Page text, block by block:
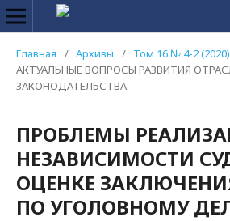
Главная / Архивы / Том 16 № 4-2 (2020)
АКТУАЛЬНЫЕ ВОПРОСЫ РАЗВИТИЯ
ЗАКОНОДАТЕЛЬСТВА
ПРОБЛЕМЫ
НЕЗАВИСИМОСТИ
ОЦЕНКЕ
ПО УГОЛОВНОМУ